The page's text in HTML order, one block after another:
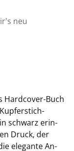
neu
Hardcover-​Buch
schwarz er­in­
Druck, der
ele­gan­te An­